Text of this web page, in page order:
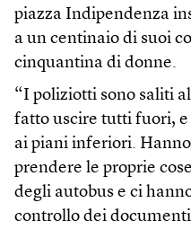
piazza Indipendenza
a un centinaio di suoi
cinquantina di donne.
“I poliziotti sono saliti
fatto uscire tutti fuori, e
ai piani inferiori.
prendere le proprie
degli autobus e ci
controllo dei